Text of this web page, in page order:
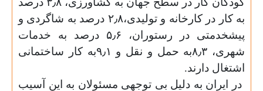
به کار در کارخانه و تولیدی،۲٫۸ درصد به شاگردی و
پیشخدمتی در رستوران، ۵٫۶ درصد به خدمات
شهری، ۸٫۳به حمل و نقل و ۹٫۱به کار ساختمانی
اشتغال دارند.
در ایران به دلیل بی توجهی مسئولان به این آسیب